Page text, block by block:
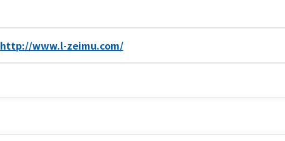
http://www.l-zeimu.com/